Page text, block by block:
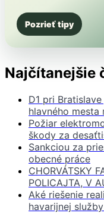
Pozrieť tipy
Najčítanejšie
D1 pri
hlavného
Požiar
škody za
Sankciou za
obecné práce
CHORVÁTSKY
POLICAJTA, V
Aké riešenie
havarijnej